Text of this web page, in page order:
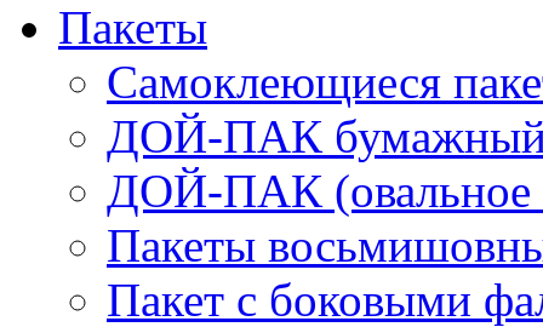
Пакеты
Самоклеющиеся
ДОЙ-ПАК бумажный
ДОЙ-ПАК (овальное
Пакеты
Пакет с боковыми